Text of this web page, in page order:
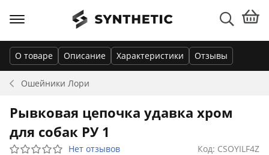
Ошейники Лори
О товаре Описание Характеристики Отзывы
Рывковая цепочка удавка хром
для собак РУ 1
Нет отзывов Код: CSOYILF4Z